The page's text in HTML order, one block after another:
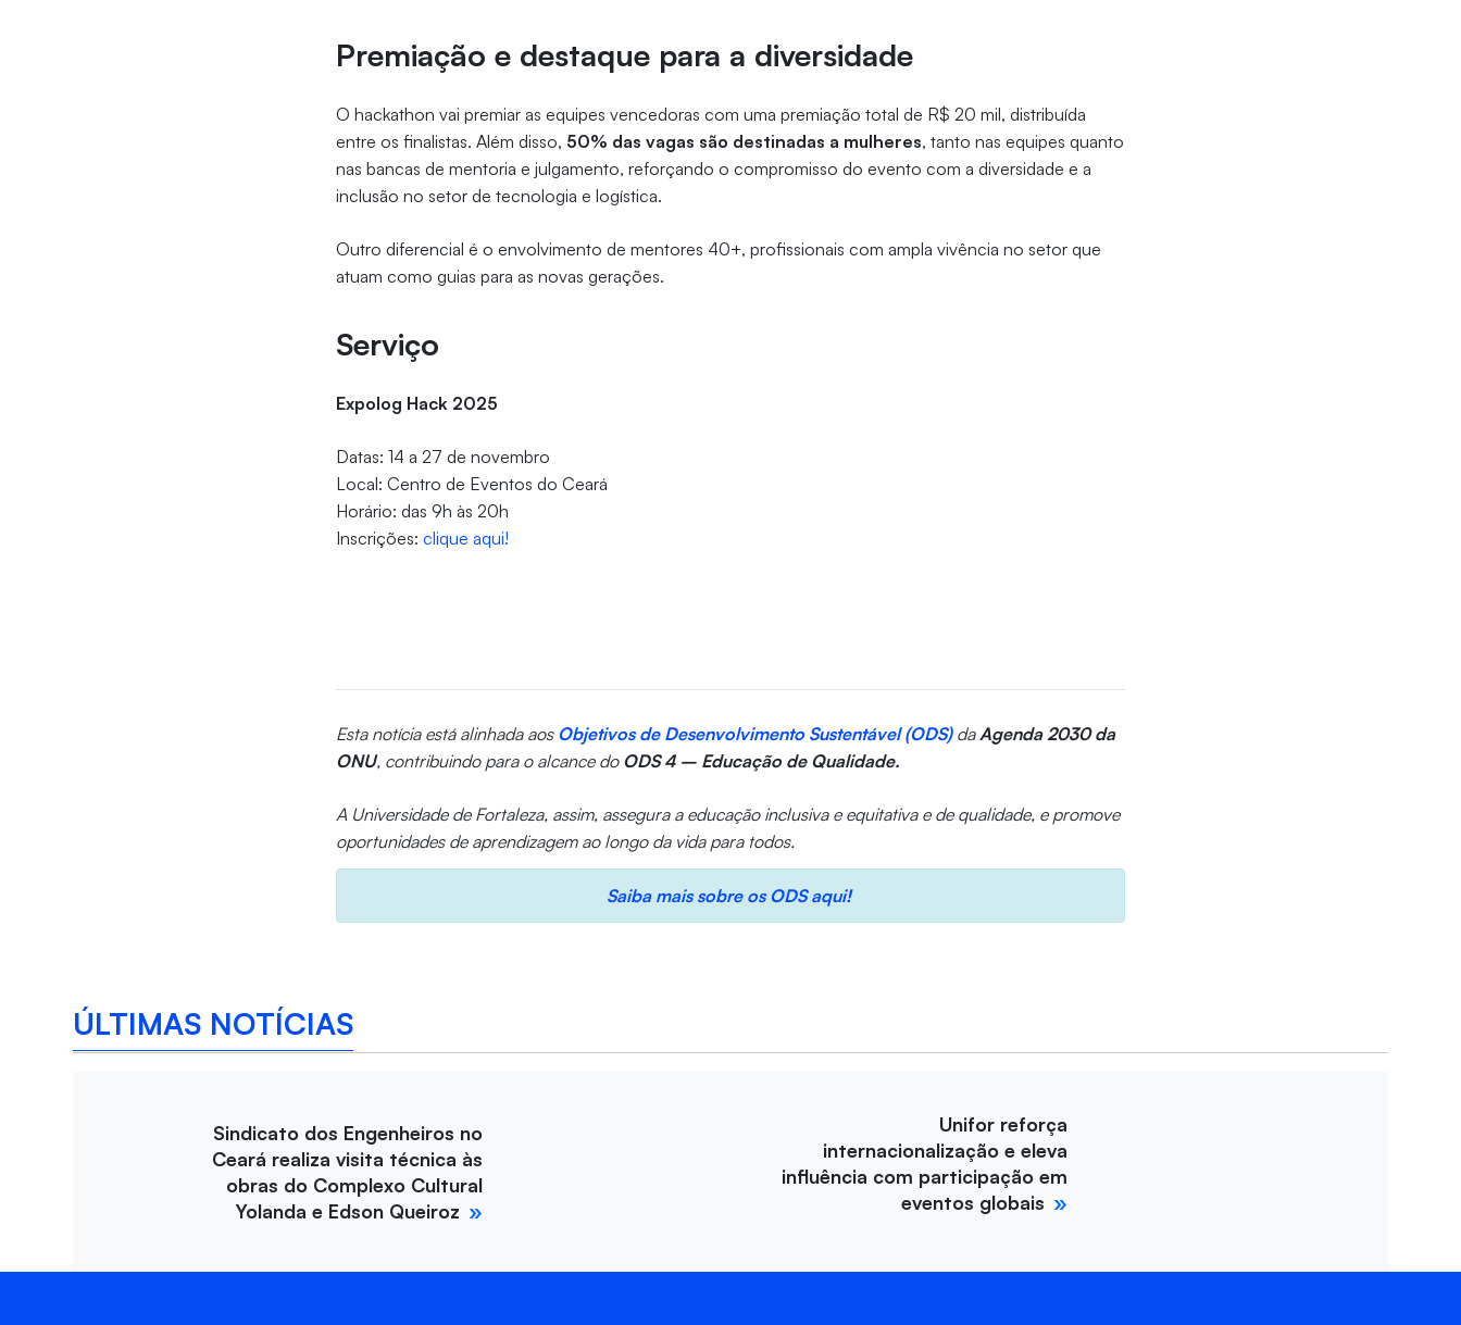
Premiação e destaque para a diversidade
O hackathon vai premiar as equipes vencedoras com uma premiação total de R$ 20 mil, distribuída
entre os finalistas. Além disso, 50% das vagas são destinadas a mulheres, tanto nas equipes quanto
nas bancas de mentoria e julgamento, reforçando o compromisso do evento com a diversidade e a
inclusão no setor de tecnologia e logística.
Outro diferencial é o envolvimento de mentores 40+, profissionais com ampla vivência no setor que
atuam como guias para as novas gerações.
Serviço
Expolog Hack 2025
Datas: 14 a 27 de novembro
Local: Centro de Eventos do Ceará
Horário: das 9h às 20h
Inscrições:clique aqui!
Esta notícia está alinhada aos Objetivos de Desenvolvimento Sustentável (ODS)daAgenda 2030 da
ONU, contribuindo para o alcance do ODS 4 – Educação de Qualidade.
A Universidade de Fortaleza, assim, assegura a educação inclusiva e equitativa e de qualidade, e promove
oportunidades de aprendizagem ao longo da vida para todos.
Saiba mais sobre os ODS aqui!
ÚLTIMAS NOTÍCIAS
Sindicato dos Engenheiros no
Ceará realiza visita técnica às
obras do Complexo Cultural
Yolanda e Edson Queiroz
Unifor reforça
internacionalização e eleva
influência com participação em
eventos globais